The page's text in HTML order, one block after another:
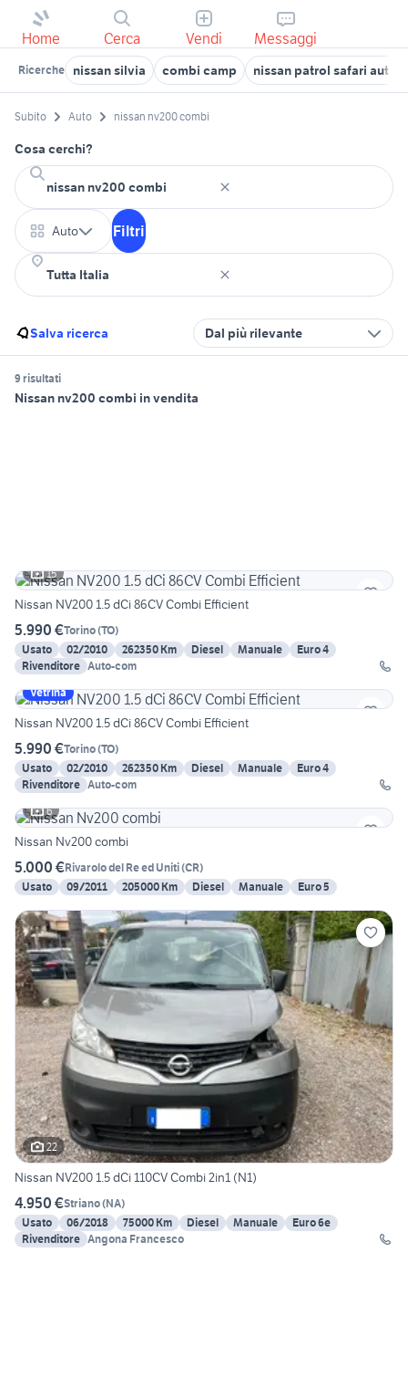
Home Cerca Vendi Messaggi
Ricerche nissan silvia combi camp nissan patrol safari auto
Subito Auto nissan nv200 combi
Cosa cerchi?
Auto Filtri
Salva ricerca Dal più rilevante
9 risultati
Nissan nv200 combi in vendita
15
Nissan NV200 1.5 dCi 86CV Combi Efficient
5.990 €Torino(TO)
Usato
02/2010 262350 Km Diesel Manuale
Euro 4
Rivenditore Auto-com
Vetrina
Nissan NV200 1.5 dCi 86CV Combi Efficient
5.990 €Torino(TO)
Usato
02/2010 262350 Km Diesel Manuale
Euro 4
Rivenditore Auto-com
6
Nissan Nv200 combi
5.000 €Rivarolo del Re ed Uniti(CR)
Usato
09/2011 205000 Km Diesel Manuale Euro 5
22
Nissan NV200 1.5 dCi 110CV Combi 2in1 (N1)
4.950 €Striano(NA)
Usato
06/2018 75000 Km Diesel Manuale
Euro 6e
Rivenditore Angona Francesco